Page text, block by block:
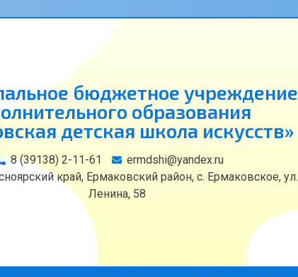
бюджетное учреждение
образования
детская школа искусств»
8 (39138) 2-11-61
ermdshi@yandex.ru
край, Ермаковский район, с. Ермаковское, ул.
Ленина, 58